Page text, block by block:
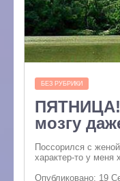
БЕЗ РУБРИКИ
мозгу
Поссорился с
характер-то у меня
Опубликовано: 19